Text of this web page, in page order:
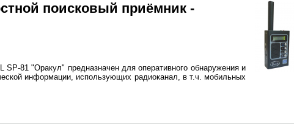
поисковый приёмник -
SP-81 "Оракул" предназначен для оперативного обнаружения и
информации, использующих радиоканал, в т.ч. мобильных